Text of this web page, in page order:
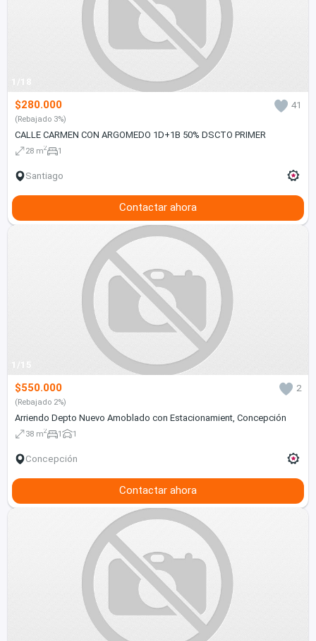
1/18
$280.000 41
(Rebajado 3%)
CALLE CARMEN CON ARGOMEDO 1D+1B 50% DSCTO PRIMER
28 m2 1
Santiago
Contactar ahora
1/15
$550.000 2
(Rebajado 2%)
Arriendo Depto Nuevo Amoblado con Estacionamient, Concepción
38 m2 1 1
Concepción
Contactar ahora